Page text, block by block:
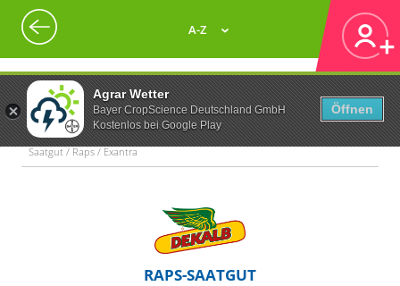
Agrar Wetter
Bayer CropScience Deutschland GmbH
Kostenlos bei Google Play
Öffnen
A-Z
Saatgut / Raps / Exantra
RAPS-SAATGUT